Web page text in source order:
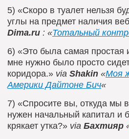
5) «Скоро в туалет нельзя
углы на предмет наличия
Dima.ru : «Тотальный
6) «Это была самая
мне нужно было просто
коридора.» via Shakin «Моя
Америки Дайтоне Бич«
7) «Спросите вы, откуда мы
нужен начальный капитал и
крякает утка?» via Бахтияр